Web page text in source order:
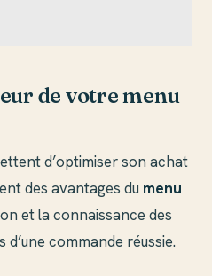
de votre menu
d’optimiser son achat
des avantages du menu
et la connaissance des
commande réussie.